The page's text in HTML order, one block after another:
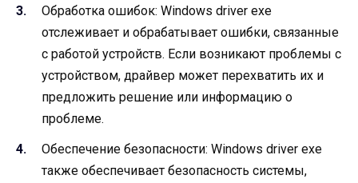
Обработка ошибок: Windows driver exe
отслеживает и обрабатывает ошибки, связанные
с работой устройств. Если возникают проблемы с
устройством, драйвер может перехватить их и
предложить решение или информацию о
проблеме.
Обеспечение безопасности: Windows driver exe
также обеспечивает безопасность системы,